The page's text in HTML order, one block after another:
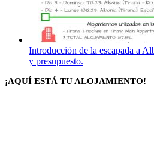
Introducción de la escapada a
y presupuesto.
¡AQUÍ ESTÁ TU ALOJAMIENTO!